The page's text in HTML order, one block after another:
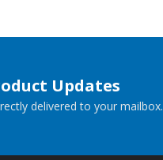
Updates
delivered to your mailbox.